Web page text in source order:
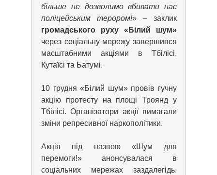
більше не дозволимо вбивати нас
поліцейським терором!» – заклик
громадського руху «Білий шум»
через соціальну мережу завершився
масштабними акціями в Тбілісі,
Кутаїсі та Батумі.
10 грудня «Білий шум» провів гучну
акцію протесту на площі Троянд у
Тбілісі. Організатори акції вимагали
зміни репресивної наркополітики.
Акція під назвою «Шум для
перемоги!» анонсувалася в
соціальних мережах заздалегідь.